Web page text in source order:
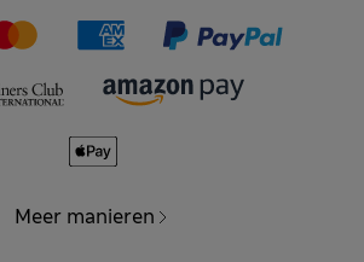
Meer manieren